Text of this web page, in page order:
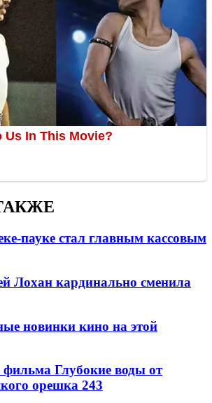
пауке стал главным кассовым
Лохан кардинально сменила
новинки кино на этой
Глубокие воды от
орешка 243